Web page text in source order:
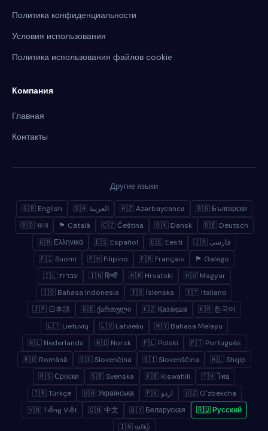
Политика конфиденциальности
Условия использования
Политика использования файлов cookie
Компания
Главная
Контакты
Другие языки
🇬🇧 English 🇸🇦 العربية 🇦🇿 Azərbaycanca
🇧🇬 Български
🇧🇩 বাংলা
🏴 Català 🇨🇿 Čeština 🇩🇰 Dansk
🇩🇪 Deutsch
🇬🇷 Ελληνικά
🇪🇸 Español 🇪🇪 Eesti
🇮🇷 فارسی
🇫🇮 Suomi
🇵🇭 Filipino 🇫🇷 Français
🏴 Galego
🇮🇱 עברית
🇮🇳 हिन्दी 🇭🇷 Hrvatski
🇭🇺 Magyar
🇮🇩 Bahasa Indonesia
🇮🇸 Íslenska
🇮🇹 Italiano
🇯🇵 日本語
🇬🇪 ქართული 🇰🇿 Қазақша
🇰🇷 한국어
🇱🇹 Lietuvių
🇱🇻 Latviešu
🇲🇾 Bahasa Melayu
🇳🇱 Nederlands
🇳🇴 Norsk 🇵🇱 Polski
🇵🇹 Português
🇷🇴 Română
🇸🇰 Slovenčina 🇸🇮 Slovenščina
🇦🇱 Shqip
🇷🇸 Српски
🇸🇪 Svenska 🇰🇪 Kiswahili
🇹🇭 ไทย
🇹🇷 Türkçe
🇺🇦 Українська 🇵🇰 اردو
🇺🇿 Oʻzbekcha
🇻🇳 Tiếng Việt
🇨🇳 中文 🇧🇾 Беларуская
🇷🇺 Русский
🇮🇳 தமிழ்